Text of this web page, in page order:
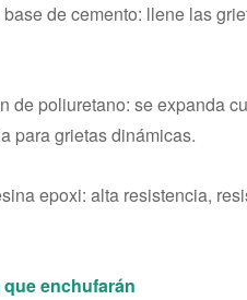
de cemento: llene las
de poliuretano: se expanda
para grietas dinámicas.
epoxi: alta resistencia,
enchufarán